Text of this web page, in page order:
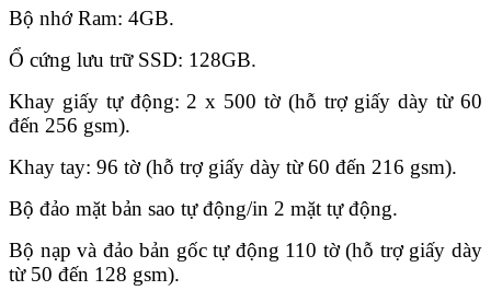
Bộ nhớ Ram: 4GB.
Ổ cứng lưu trữ SSD: 128GB.
Khay giấy tự động: 2 x 500 tờ (hỗ trợ giấy dày từ 60
đến 256 gsm).
Khay tay: 96 tờ (hỗ trợ giấy dày từ 60 đến 216 gsm).
Bộ đảo mặt bản sao tự động/in 2 mặt tự động.
Bộ nạp và đảo bản gốc tự động 110 tờ (hỗ trợ giấy dày
từ 50 đến 128 gsm).